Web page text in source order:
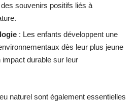
souvenirs positifs liés à
: Les enfants développent une
dès leur plus jeune
durable sur leur
naturel sont également essentielles